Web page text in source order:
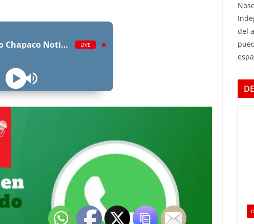
Radio Chapaco Noticias Las 24 horas en vivo LIVE
del